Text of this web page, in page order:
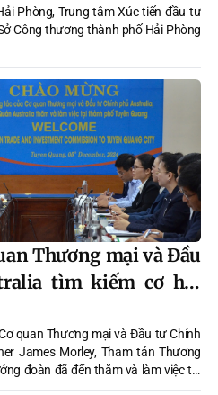
Phòng, Trung tâm Xúc tiến đầu tư
Công thương thành phố Hải Phòng
Thương mại và Đầu
tìm kiếm cơ hội
quan Thương mại và Đầu tư Chính
James Morley, Tham tán Thương
đoàn đã đến thăm và làm việc tại